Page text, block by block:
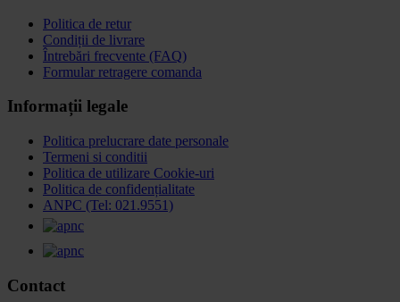
Politica de retur
Condiții de livrare
Întrebări frecvente (FAQ)
Formular retragere comanda
Informații legale
Politica prelucrare date personale
Termeni si conditii
Politica de utilizare Cookie-uri
Politica de confidențialitate
ANPC (Tel: 021.9551)
Contact